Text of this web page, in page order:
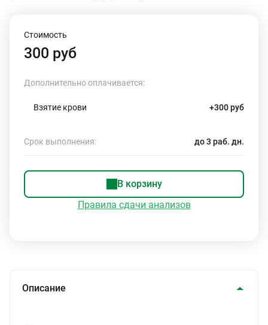
Стоимость
300 руб
Дополнительно оплачивается:
Взятие крови +300 руб
Срок выполнения: до 3 раб. дн.
В корзину
Правила сдачи анализов
Описание